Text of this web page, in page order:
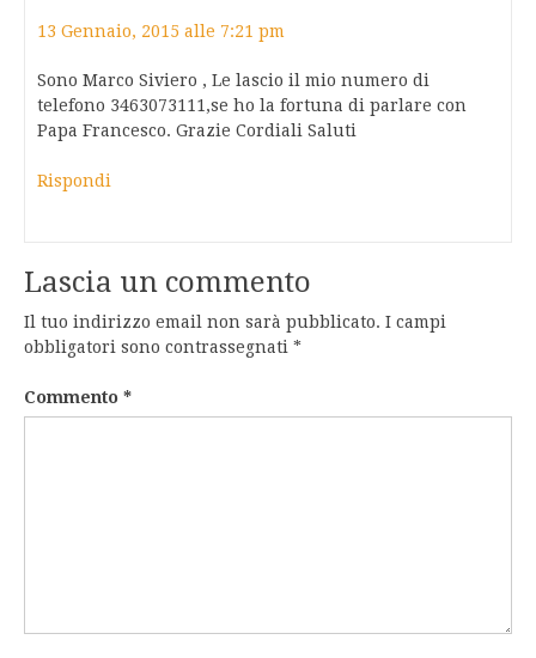
13 Gennaio, 2015 alle 7:21 pm
Sono Marco Siviero , Le lascio il mio numero di
telefono 3463073111,se ho la fortuna di parlare con
Papa Francesco. Grazie Cordiali Saluti
Rispondi
Lascia un commento
Il tuo indirizzo email non sarà pubblicato. I campi
obbligatori sono contrassegnati *
Commento *